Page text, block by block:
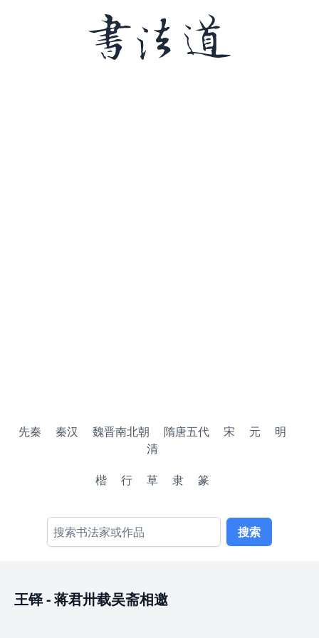
先秦 秦汉 魏晋南北朝 隋唐五代 宋 元
明
清
楷
行 草 隶 篆
搜索
王铎-蒋君卅载吴斋相邀